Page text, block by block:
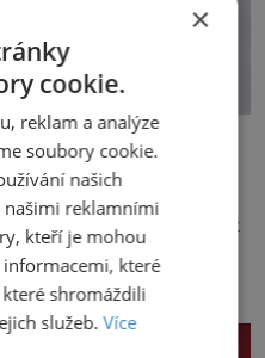
měl pravidelně
V tomto období se totiž
máte problém
z práce. Nebo
knížky, kterou jste
tak, s věkem jako
Cvičte
×
cookie.
reklam a analýze
soubory cookie.
našich
našimi reklamními
kteří je mohou
které
shromáždili
služeb.Více